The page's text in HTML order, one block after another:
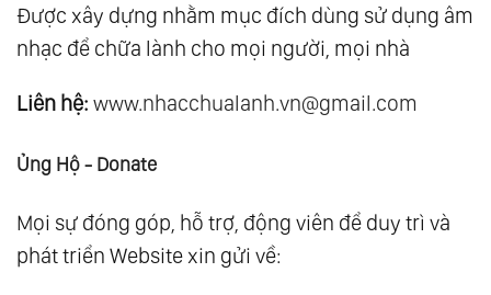
Được xây dựng nhằm mục đích dùng sử dụng âm
nhạc để chữa lành cho mọi người, mọi nhà
Liên hệ: www.nhacchualanh.vn@gmail.com
Ủng Hộ - Donate
Mọi sự đóng góp, hỗ trợ, động viên để duy trì và
phát triển Website xin gửi về: